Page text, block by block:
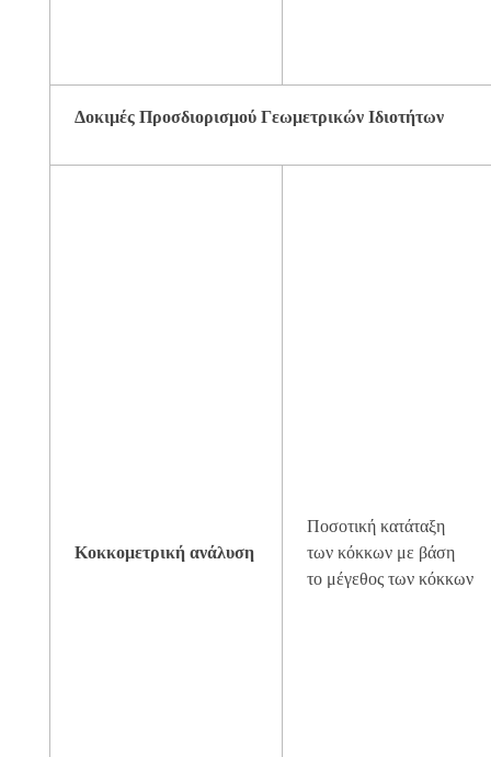
Δοκιμές Προσδιορισμού Γεωμετρικών Ιδιοτήτων
Κοκκομετρική ανάλυση
Ποσοτική κατάταξη
των κόκκων με βάση
το μέγεθος των κόκκων